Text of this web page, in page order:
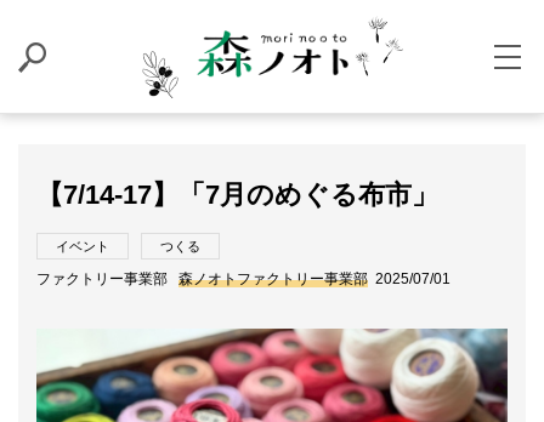
【7/14-17】「7月のめぐる布市」
イベント つくる
ファクトリー事業部 森ノオトファクトリー事業部 2025/07/01